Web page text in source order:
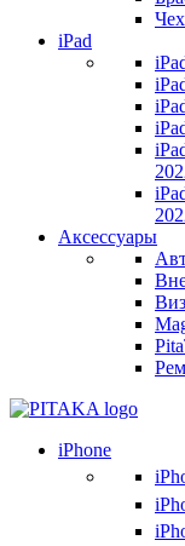
iPad
Аксессуары
iPhone